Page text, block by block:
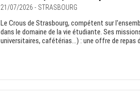
21/07/2026 - STRASBOURG
Le Crous de Strasbourg, compétent sur
dans le domaine de la vie étudiante. Ses
universitaires, cafétérias…) : une offre de repas